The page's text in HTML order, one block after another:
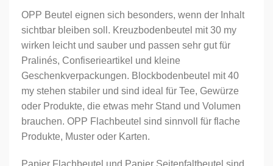
OPP Beutel eignen sich besonders, wenn der Inhalt
sichtbar bleiben soll. Kreuzbodenbeutel mit 30 my
wirken leicht und sauber und passen sehr gut für
Pralinés, Confiserieartikel und kleine
Geschenkverpackungen. Blockbodenbeutel mit 40
my stehen stabiler und sind ideal für Tee, Gewürze
oder Produkte, die etwas mehr Stand und Volumen
brauchen. OPP Flachbeutel sind sinnvoll für flache
Produkte, Muster oder Karten.
Papier Flachbeutel und Papier Seitenfaltbeutel sind